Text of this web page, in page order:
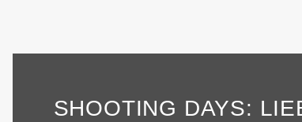
SHOOTING DAYS: